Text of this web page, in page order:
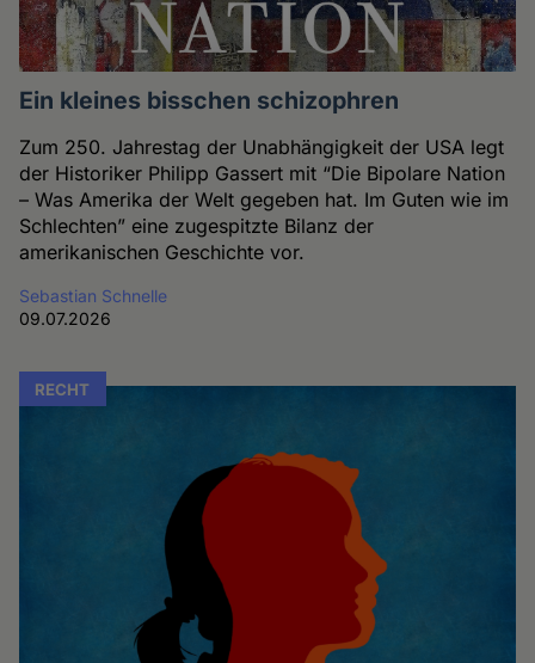
Ein kleines bisschen schizophren
Zum 250. Jahrestag der Unabhängigkeit der USA legt
der Historiker Philipp Gassert mit “Die Bipolare Nation
– Was Amerika der Welt gegeben hat. Im Guten wie im
Schlechten” eine zugespitzte Bilanz der
amerikanischen Geschichte vor.
Sebastian Schnelle
09.07.2026
RECHT